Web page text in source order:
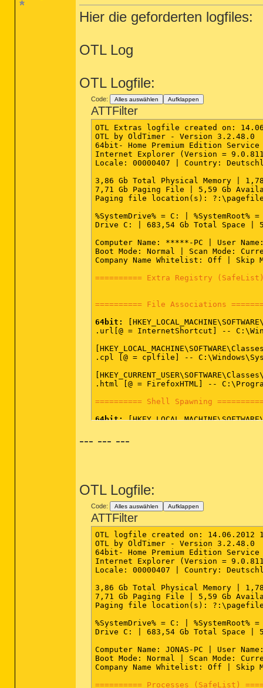
Hier die geforderten logfiles:
OTL Log
OTL Logfile:
Code: Alles auswählen Aufklappen
ATTFilter
OTL Extras logfile created on:
OTL by OldTimer - Version
64bit- Home Premium Edition
Internet Explorer (Version =
Locale: 00000407 | Country:
3,86 Gb Total Physical Memory |
7,71 Gb Paging File | 5,59 Gb
Paging file location(s):
%SystemDrive% = C: |
Drive C: | 683,54 Gb Total Space |
Computer Name: *****-PC | User
Boot Mode: Normal | Scan Mode:
Company Name Whitelist: Off |
========== Extra Registry (SafeList)
========== File Associations
64bit:
.url[@ = InternetShortcut] --
.cpl [@ = cplfile] --
.html [@ = FirefoxHTML] --
========== Shell Spawning
64bit:
inffile [install] --
InternetShortcut [open] --
InternetShortcut [print] --
piffile [open] -- "%1" %*
regfile [merge] -- Reg Error: Key
scrfile [config] -- "%1"
scrfile [install] -- rundll32.exe
scrfile [open] -- "%1" /S
txtfile [edit] -- Reg Error: Key
Unknown [openas] --
Directory [find] --
Folder [open] --
Folder [explore] -- Reg Error:
cmdfile [open] -- "%1" %*
comfile [open] -- "%1" %*
cplfile [cplopen] --
helpfile [open] -- Reg Error: Key
--- --- ---
OTL Logfile:
Code: Alles auswählen Aufklappen
ATTFilter
OTL logfile created on: 14.06.2012
OTL by OldTimer - Version
64bit- Home Premium Edition
Internet Explorer (Version =
Locale: 00000407 | Country:
3,86 Gb Total Physical Memory |
7,71 Gb Paging File | 5,59 Gb
Paging file location(s):
%SystemDrive% = C: |
Drive C: | 683,54 Gb Total Space |
Computer Name: JONAS-PC | User
Boot Mode: Normal | Scan Mode:
Company Name Whitelist: Off |
========== Processes (SafeList)